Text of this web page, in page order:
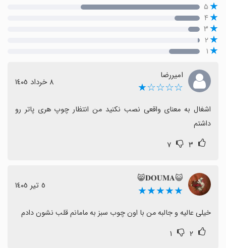
۵
۴
۳
۲
۱
امیررضا
☆☆☆☆★ ٨ خرداد ١٤٠٥
داشتم
۳ ۷
😺𝐃𝐎𝐔𝐌𝐀😸
★★★★★ ٥ تیر ١٤٠٥
خیلی عالیه و جالبه من با اون چوب سبز به مامانم قلب نشون دادم
۲ ۱